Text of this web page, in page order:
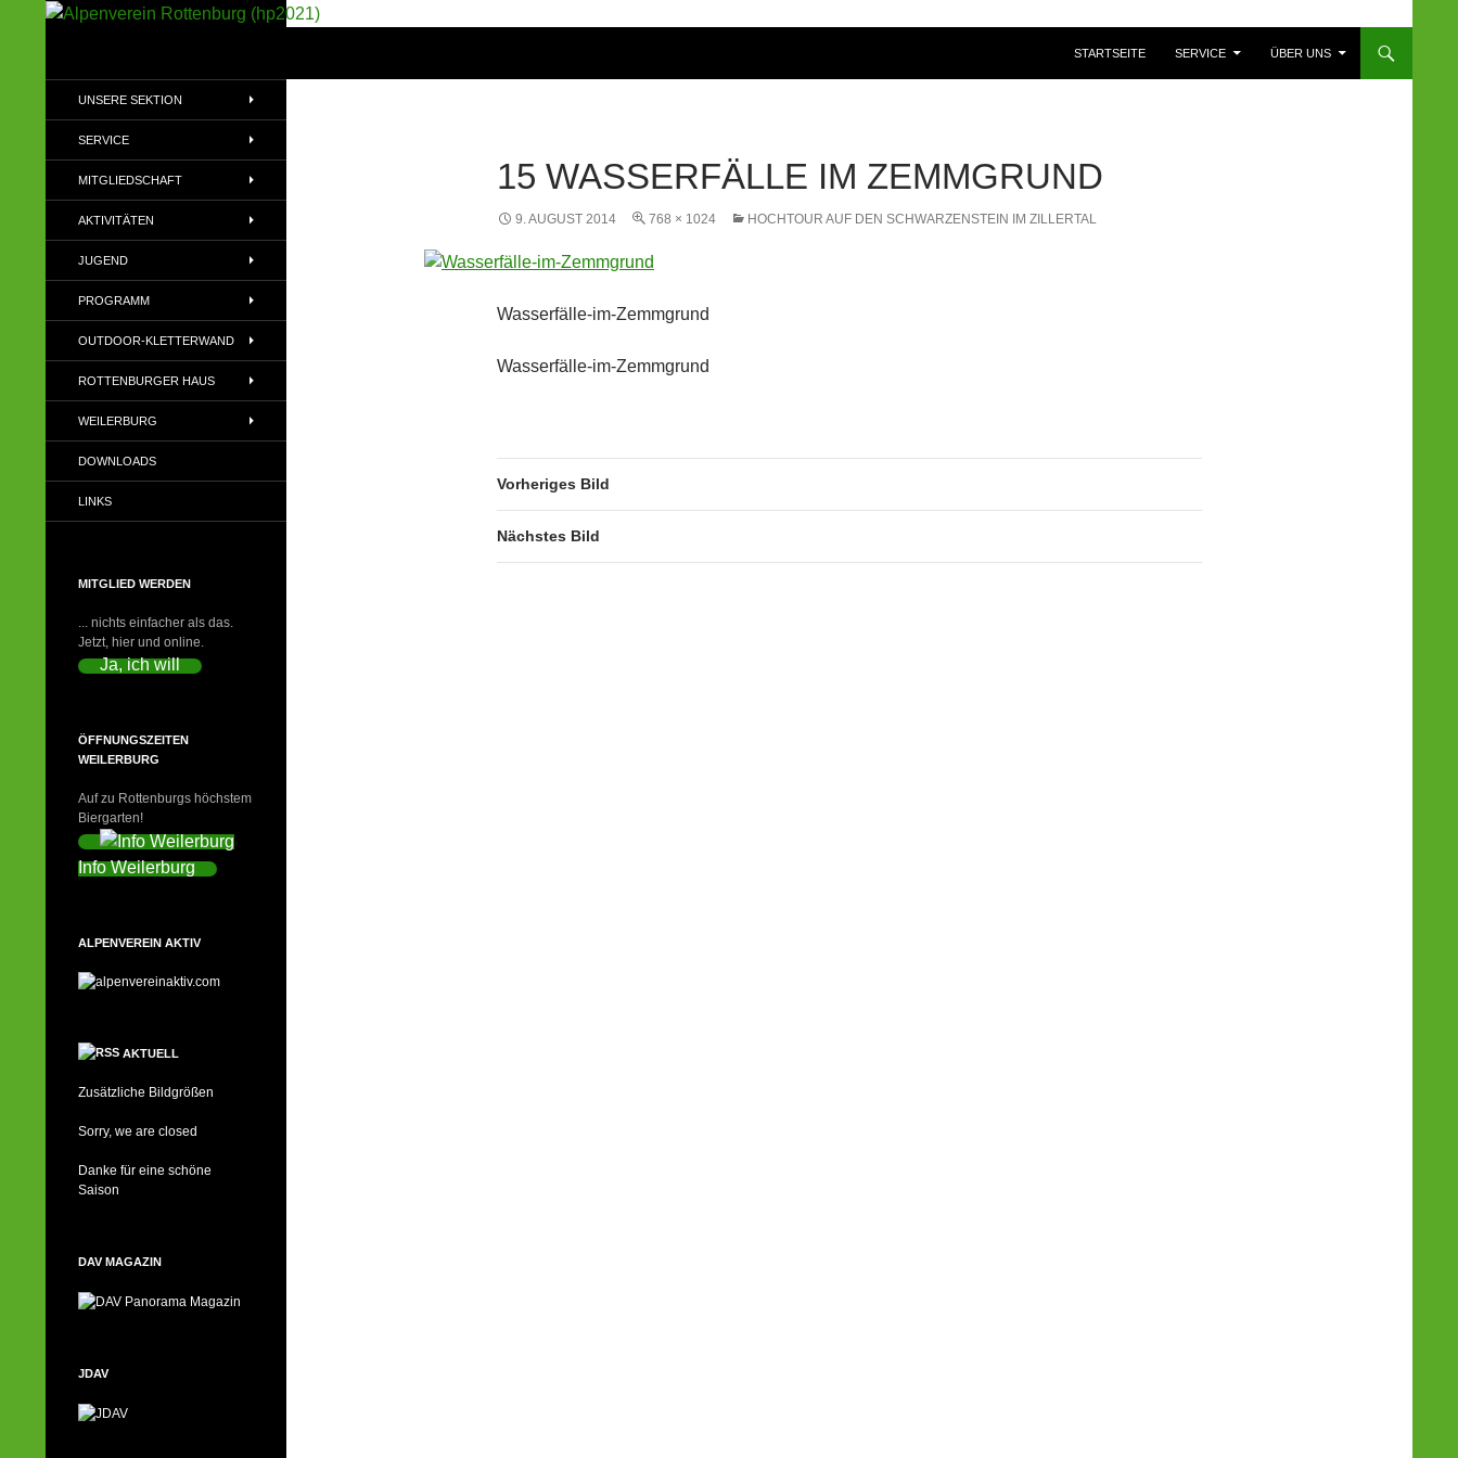
STARTSEITE
SERVICE ÜBER UNS
15 WASSERFÄLLE IM ZEMMGRUND
9. AUGUST 2014 768 × 1024 HOCHTOUR AUF DEN SCHWARZENSTEIN IM ZILLERTAL
Wasserfälle-im-Zemmgrund
Wasserfälle-im-Zemmgrund
Vorheriges Bild
Nächstes Bild
(DAV)
UNSERE SEKTION
SERVICE
MITGLIEDSCHAFT
AKTIVITÄTEN
JUGEND
PROGRAMM
OUTDOOR-KLETTERWAND
ROTTENBURGER HAUS
WEILERBURG
DOWNLOADS
LINKS
MITGLIED WERDEN
... nichts einfacher als das.
Jetzt, hier und online.
Ja, ich will
ÖFFNUNGSZEITEN
WEILERBURG
Auf zu Rottenburgs höchstem
Biergarten!
Info Weilerburg
ALPENVEREIN AKTIV
AKTUELL
Zusätzliche Bildgrößen
Sorry, we are closed
Danke für eine schöne
Saison
DAV MAGAZIN
JDAV